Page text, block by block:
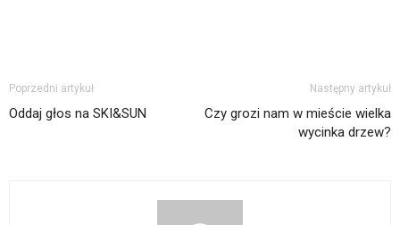
Poprzedni artykuł
Oddaj głos na SKI&SUN
Następny artykuł
Czy grozi nam w mieście wielka
wycinka drzew?